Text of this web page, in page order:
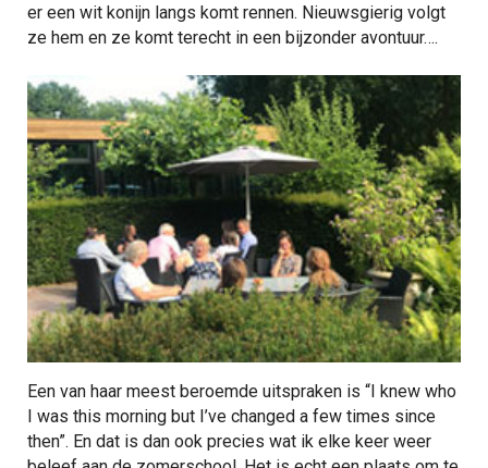
er een wit konijn langs komt rennen. Nieuwsgierig volgt
ze hem en ze komt terecht in een bijzonder avontuur….
Een van haar meest beroemde uitspraken is “I knew who
I was this morning but I’ve changed a few times since
then”. En dat is dan ook precies wat ik elke keer weer